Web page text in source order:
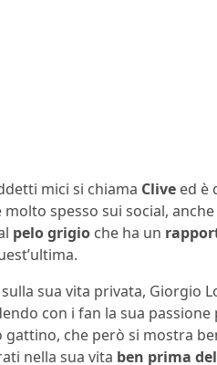
mici si chiama Clive ed è
molto spesso sui social,
pelo grigio che ha un
sua vita privata, Giorgio
con i fan la sua
gattino, che però si mostra
nella sua vita ben prima